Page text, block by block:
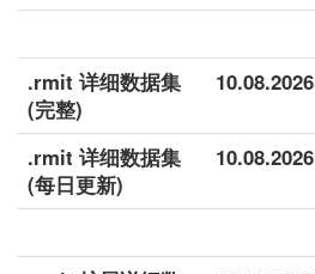
.rmit 详细数据集
(完整)
10.08.2026
.rmit 详细数据集
(每日更新)
10.08.2026